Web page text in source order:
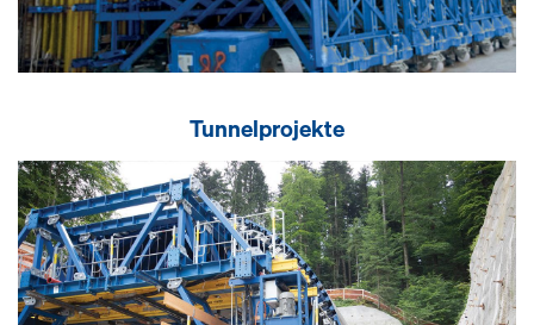
Tunnelprojekte